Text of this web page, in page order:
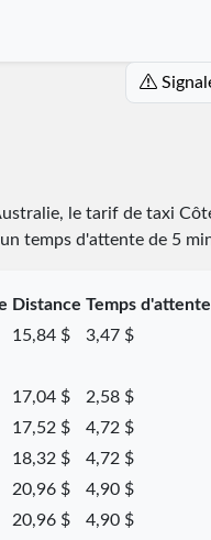
le tarif de taxi
temps d'attente de 5
Distance Temps d'attente
15,84 $ 3,47 $
17,04 $ 2,58 $
17,52 $ 4,72 $
18,32 $ 4,72 $
20,96 $ 4,90 $
20,96 $ 4,90 $